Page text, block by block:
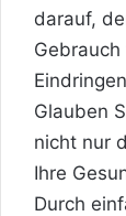
darauf,
Glauben
nicht nur
Ihre
Durch